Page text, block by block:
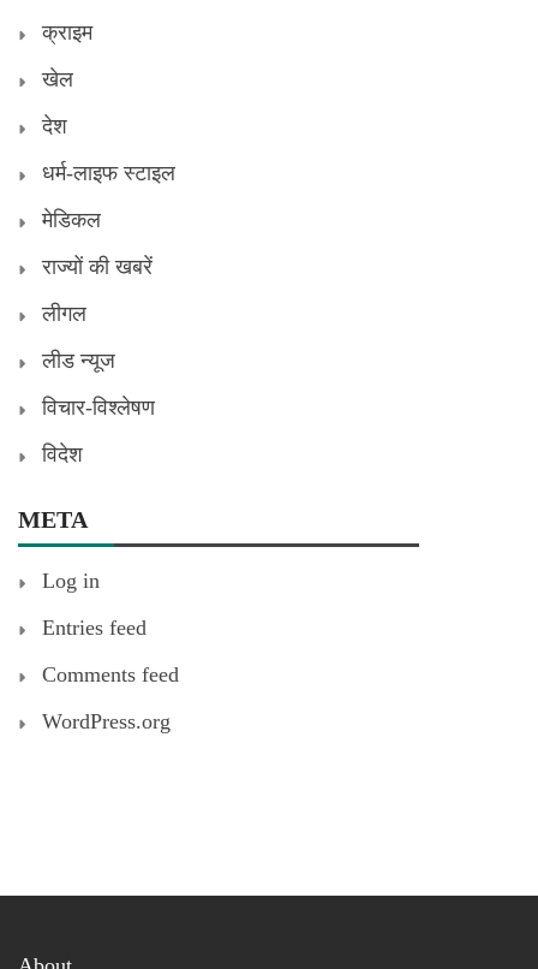
क्राइम
खेल
देश
धर्म-लाइफ स्टाइल
मेडिकल
राज्यों की खबरें
लीगल
लीड न्यूज
विचार-विश्लेषण
विदेश
META
Log in
Entries feed
Comments feed
WordPress.org